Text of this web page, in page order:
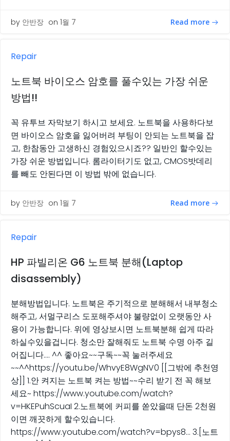
by 안반장 on 1월 7 Read more
Repair
노트북 바이오스 암호를 풀수있는 가장 쉬운
방법!!
꼭 유투브 자막보기 하시고 보세요. 노트북을 사용하다보
면 바이오스 암호을 잃어버려 부팅이 안되는 노트북을 잡
고, 한참동안 고생하신 경험있으시죠?? 일반인 할수있는
가장 쉬운 방법입니다. 롬라이터기도 없고, CMOS밧데리
를 빼도 안된다면 이 방법 밖에 없습니다.
by 안반장 on 1월 7 Read more
Repair
HP 파빌리온 G6 노트북 분해(Laptop
disassembly)
분해방법입니다. 노트북은 주기적으로 분해해서 내부청소
해주고, 서멀구리스 도포해주셔야 불량없이 오랫동안 사
용이 가능합니다. 위에 영상보시면 노트북분해 쉽게 따라
하실수있을겁니다. 청소만 잘해줘도 노트북 수명 아주 길
어집니다…. ^^ 좋아요~~구독~~꼭 눌러주세요
~~^^https://youtu.be/WhvyE8WgNV0 [[그밖에 추천영
상]] 1.안 켜지는 노트북 켜는 방법~~수리 받기 전 꼭 해보
세요~ https://www.youtube.com/watch?
v=HKEPuhScuaI 2.노트북에 커피를 쏟았을때 단돈 2천원
이면 깨끗하게 할수있습니다.
https://www.youtube.com/watch?v=bpys8… 3.[노트